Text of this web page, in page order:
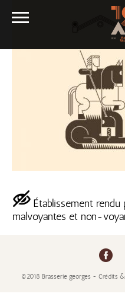
LA
LA
LA
Établissement rendu
malvoyantes et non-
©2018 Brasserie georges - Crédits